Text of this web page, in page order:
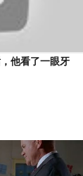
他看了一眼牙